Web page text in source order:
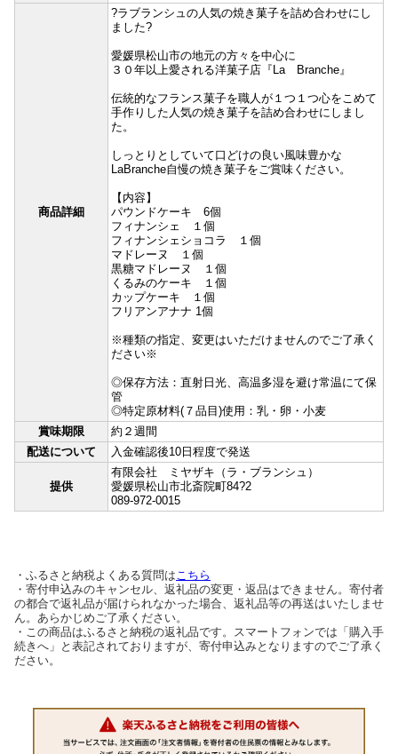
商品詳細
?ラブランシュの人気の焼き菓子を詰め合わせにし
ました?
愛媛県松山市の地元の方々を中心に
３０年以上愛される洋菓子店『La Branche』
伝統的なフランス菓子を職人が１つ１つ心をこめて
手作りした人気の焼き菓子を詰め合わせにしまし
た。
しっとりとしていて口どけの良い風味豊かな
LaBranche自慢の焼き菓子をご賞味ください。
【内容】
パウンドケーキ 6個
フィナンシェ １個
フィナンシェショコラ １個
マドレーヌ １個
黒糖マドレーヌ １個
くるみのケーキ １個
カップケーキ １個
フリアンアナナ 1個
※種類の指定、変更はいただけませんのでご了承く
ださい※
◎保存方法：直射日光、高温多湿を避け常温にて保
管
◎特定原材料(７品目)使用：乳・卵・小麦
賞味期限
約２週間
配送について
入金確認後10日程度で発送
提供
有限会社 ミヤザキ（ラ・ブランシュ）
愛媛県松山市北斎院町84?2
089-972-0015
・ふるさと納税よくある質問はこちら
・寄付申込みのキャンセル、返礼品の変更・返品はできません。寄付者
の都合で返礼品が届けられなかった場合、返礼品等の再送はいたしませ
ん。あらかじめご了承ください。
・この商品はふるさと納税の返礼品です。スマートフォンでは「購入手
続きへ」と表記されておりますが、寄付申込みとなりますのでご了承く
ださい。